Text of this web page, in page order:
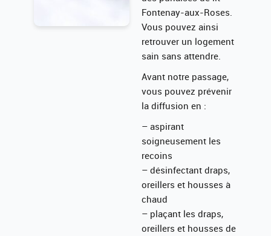
Fontenay-aux-Roses.
Vous pouvez ainsi
retrouver un logement
sain sans attendre.
Avant notre passage,
vous pouvez prévenir
la diffusion en :
– aspirant
soigneusement les
recoins
– désinfectant draps,
oreillers et housses à
chaud
– plaçant les draps,
oreillers et housses de